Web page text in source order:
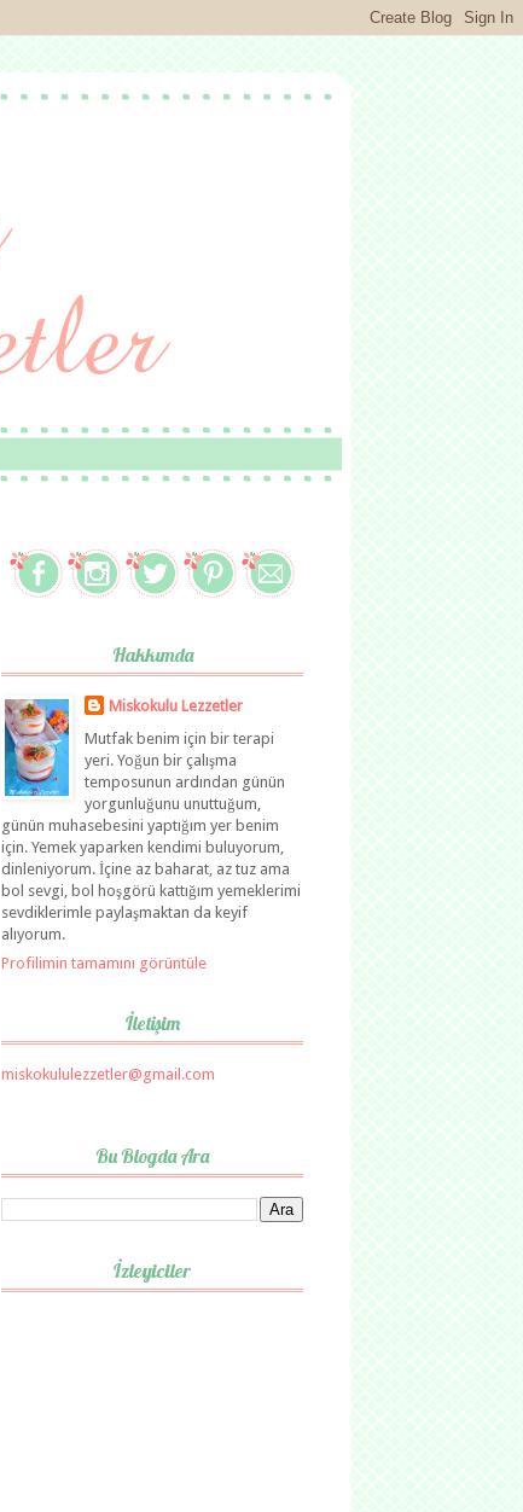
Hakkımda
Miskokulu Lezzetler
Mutfak benim için bir terapi
yeri. Yoğun bir çalışma
temposunun ardından günün
yorgunluğunu unuttuğum,
günün muhasebesini yaptığım yer benim
için. Yemek yaparken kendimi buluyorum,
dinleniyorum. İçine az baharat, az tuz ama
bol sevgi, bol hoşgörü kattığım yemeklerimi
sevdiklerimle paylaşmaktan da keyif
alıyorum.
Profilimin tamamını görüntüle
İletişim
miskokululezzetler@gmail.com
Bu Blogda Ara
İzleyiciler